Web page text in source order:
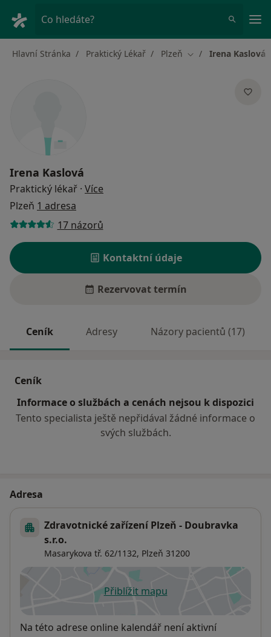
Co hledáte?
Hlavní Stránka Praktický Lékař Plzeň Změna města
Irena Kaslová
Irena Kaslová
Praktický lékař · Více
Plzeň 1 adresa
17 názorů
Kontaktní údaje
Rezervovat termín
Ceník Adresy Názory pacientů (17)
Ceník
Informace o službách a cenách nejsou k dispozici
Tento specialista ještě nepřidával žádné informace o
svých službách.
Adresa
Zdravotnické zařízení Plzeň - Doubravka
s.r.o.
Masarykova tř. 62/1132, Plzeň 31200
Přiblížit mapuse otevře v nové záložce
Dostupnost
Na této adrese online kalendář není aktivní